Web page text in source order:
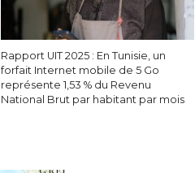
Rapport UIT 2025 : En Tunisie, un
forfait Internet mobile de 5 Go
représente 1,53 % du Revenu
National Brut par habitant par mois